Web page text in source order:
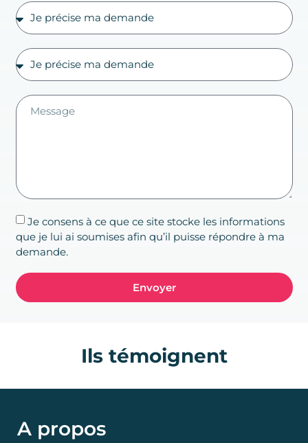
Je consens à ce que ce site stocke les informations
que je lui ai soumises afin qu’il puisse répondre à ma
demande.
Envoyer
Ils témoignent
A propos